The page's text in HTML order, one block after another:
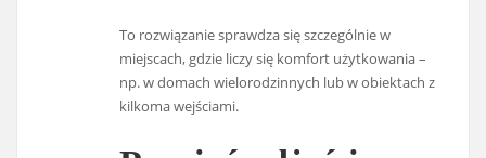
To rozwiązanie sprawdza się szczególnie w
miejscach, gdzie liczy się komfort użytkowania –
np. w domach wielorodzinnych lub w obiektach z
kilkoma wejściami.